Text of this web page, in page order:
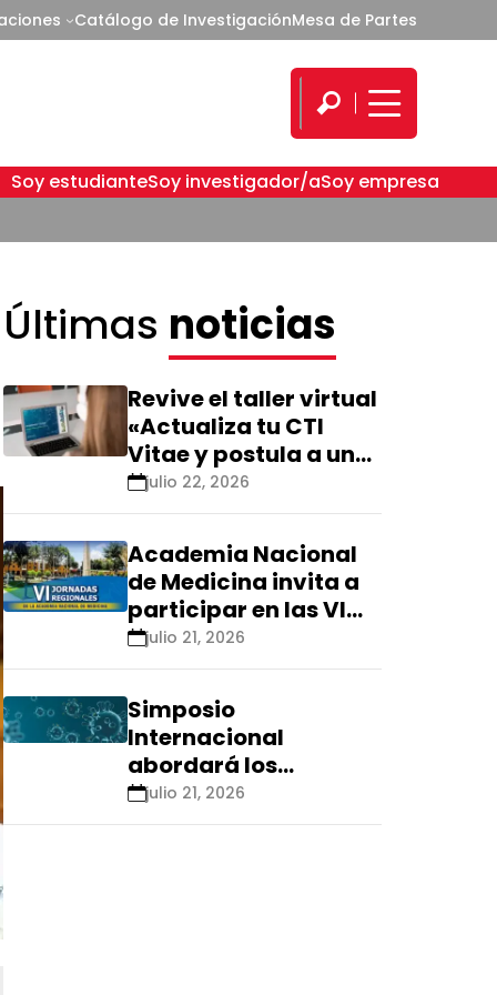
Catálogo de InvestigaciónMesa de Partes
Soy estudianteSoy investigador/aSoy empresa
Últimas noticias
Revive el taller virtual
«Actualiza tu CTI
Vitae y postula a una
nueva calificación
Renacyt»
julio 22, 2026
Academia Nacional
de Medicina invita a
participar en las VI
Jornadas Regionales
que se realizarán en
Ica
julio 21, 2026
Simposio
Internacional
abordará los
aspectos éticos de
las tecnologías
julio 21, 2026